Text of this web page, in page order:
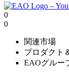
0
0
関連市場
プロダクト
EAOグルー